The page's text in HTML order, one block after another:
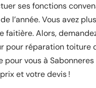
ses fonctions
l’année. Vous avez
Alors,
pour réparation toiture
vous à Sabonneres
et votre devis !